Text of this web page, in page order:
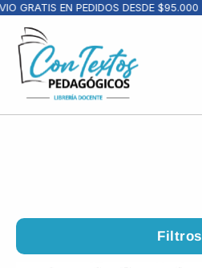
EN PEDIDOS DESDE $95.000
Filtros